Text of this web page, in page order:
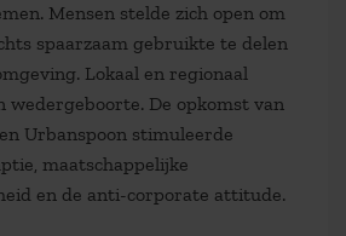
Mensen stelde zich open om
spaarzaam gebruikte te delen
Lokaal en regionaal
wedergeboorte. De opkomst van
Urbanspoon stimuleerde
maatschappelijke
en de anti-corporate attitude.